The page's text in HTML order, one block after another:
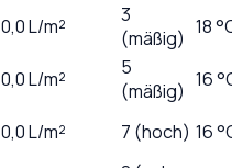
0,0L/m²
3
(mäßig) 18
0,0L/m²
5
(mäßig) 16
0,0L/m² 7 (hoch) 16